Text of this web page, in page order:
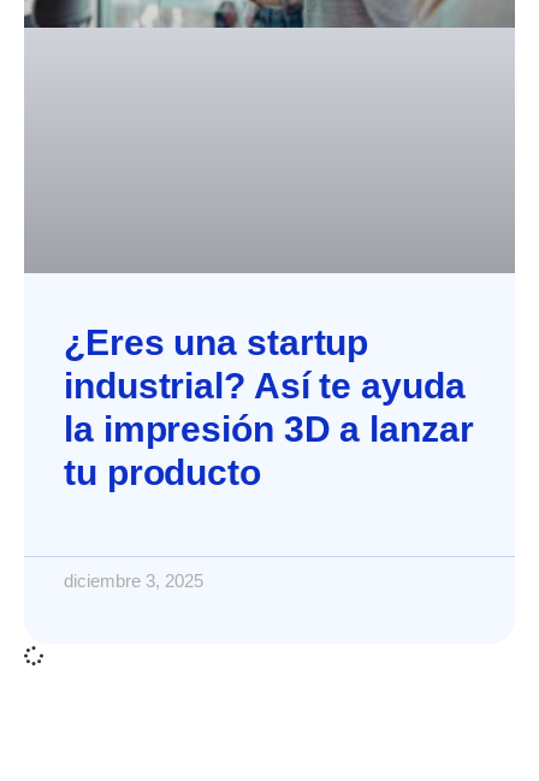
¿Eres una startup
industrial? Así te ayuda
la impresión 3D a lanzar
tu producto
diciembre 3, 2025